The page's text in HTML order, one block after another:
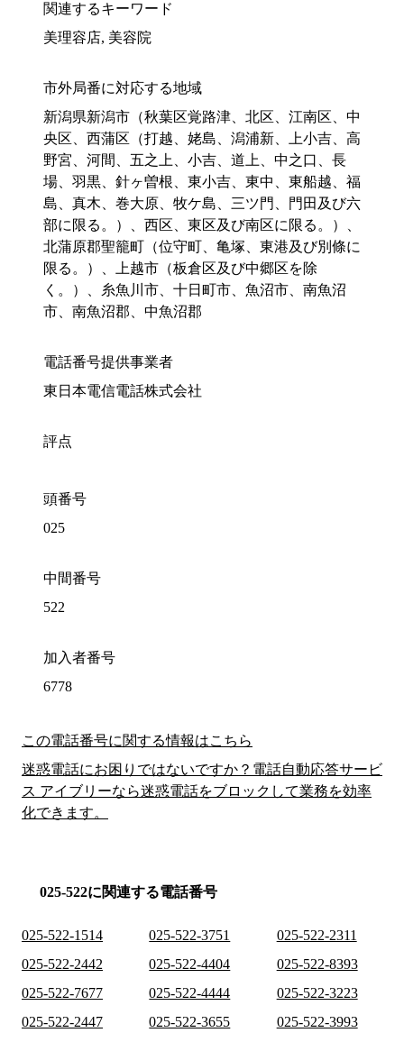
関連するキーワード
美理容店, 美容院
市外局番に対応する地域
新潟県新潟市（秋葉区覚路津、北区、江南区、中
央区、西蒲区（打越、姥島、潟浦新、上小吉、高
野宮、河間、五之上、小吉、道上、中之口、長
場、羽黒、針ヶ曽根、東小吉、東中、東船越、福
島、真木、巻大原、牧ケ島、三ツ門、門田及び六
部に限る。）、西区、東区及び南区に限る。）、
北蒲原郡聖籠町（位守町、亀塚、東港及び別條に
限る。）、上越市（板倉区及び中郷区を除
く。）、糸魚川市、十日町市、魚沼市、南魚沼
市、南魚沼郡、中魚沼郡
電話番号提供事業者
東日本電信電話株式会社
評点
頭番号
025
中間番号
522
加入者番号
6778
この電話番号に関する情報はこちら
迷惑電話にお困りではないですか？電話自動応答サービ
ス アイブリーなら迷惑電話をブロックして業務を効率
化できます。
025-522に関連する電話番号
025-522-1514 025-522-3751
025-522-2311
025-522-2442
025-522-4404
025-522-8393
025-522-7677
025-522-4444
025-522-3223
025-522-2447
025-522-3655 025-522-3993